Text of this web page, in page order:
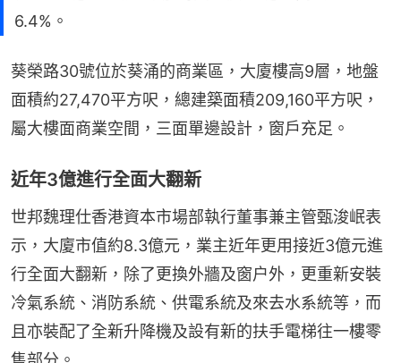
6.4%。
葵榮路30號位於葵涌的商業區，大廈樓高9層，地盤
面積約27,470平方呎，總建築面積209,160平方呎，
屬大樓面商業空間，三面單邊設計，窗戶充足。
近年3億進行全面大翻新
世邦魏理仕香港資本市場部執行董事兼主管甄浚岷表
示，大廈市值約8.3億元，業主近年更用接近3億元進
行全面大翻新，除了更換外牆及窗户外，更重新安裝
冷氣系統、消防系統、供電系統及來去水系統等，而
且亦裝配了全新升降機及設有新的扶手電梯往一樓零